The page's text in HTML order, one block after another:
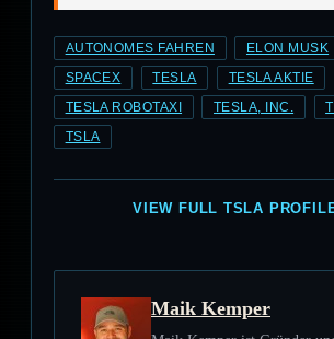
AUTONOMES FAHREN ELON MUSK
SPACEX TESLA TESLA AKTIE
TESLA ROBOTAXI TESLA, INC.
TSLA
VIEW FULL TSLA
Maik Kemper